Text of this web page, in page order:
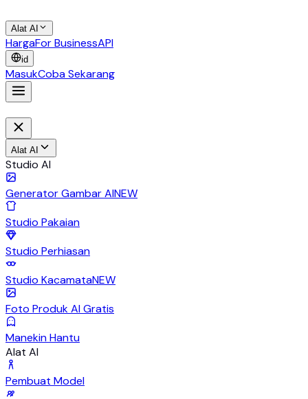
Alat AI
HargaFor BusinessAPI
id
MasukCoba Sekarang
Alat AI
Studio AI
Generator Gambar AINEW
Studio Pakaian
Studio Perhiasan
Studio KacamataNEW
Foto Produk AI Gratis
Manekin Hantu
Alat AI
Pembuat Model